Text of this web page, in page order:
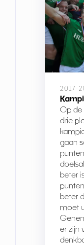
2017-
Op de
drie
gaan
beter
beter
moet
er zijn